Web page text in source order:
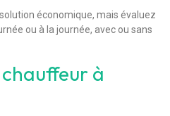
économique, mais évaluez
ou à la journée, avec ou sans
à